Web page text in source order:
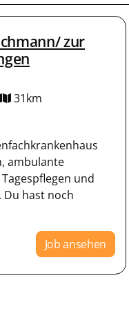
zur
31km
ambulante
Tagespflegen und
Du hast noch
Job ansehen